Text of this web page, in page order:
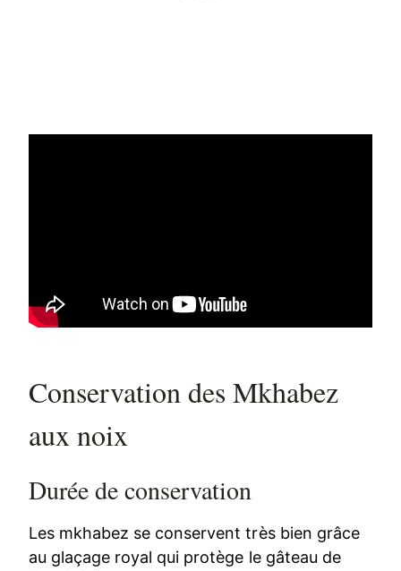
Conservation des Mkhabez
aux noix
Durée de conservation
Les mkhabez se conservent très bien grâce
au glaçage royal qui protège le gâteau de